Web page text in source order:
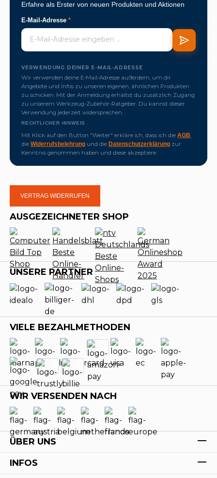
Erfahre als Erster von neuen Produkten und Aktionen
E-Mail-Adresse *
VERWENDUNG DEINER E-MAIL-ADRESSE
Wir verwenden deine E-Mail-Adresse außerdem, um dir
Angebote und Infos zu unseren eigenen, ähnlichen Produkten
zu schicken. Mit der Anmeldung erhältst du zusätzlich Zugang
zu unserem Werkzeug-Zubehör-Ratgeber. Du kannst dieser
Verwendung jederzeit widersprechen.
RECHTLICHER HINWEIS
Mit Klick auf den Button "Weiter" erkläre ich, dass ich die AGB
die Widerrufsbelehrung und die Datenschutzerklärung zur
Kenntnis genommen haben und diese akzeptiere.
VERTRAG WIDERRUFEN
AUSGEZEICHNETER SHOP
UNSERE PARTNER
VIELE BEZAHLMETHODEN
WIR VERSENDEN NACH
ÜBER UNS
INFOS